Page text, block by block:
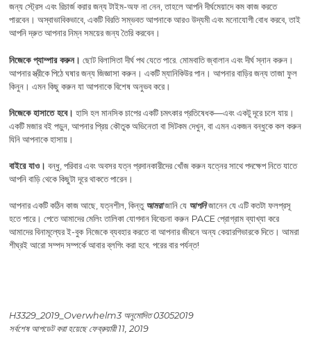
জন্য স্ট্রেস এবং রিচার্জ করার জন্য টাইম-অফ না নেন, তাহলে আপনি দীর্ঘমেয়াদে কম কাজ করতে
পারবেন। অস্বাভাবিকভাবে, একটি বিরতি সম্ভবত আপনাকে আরও উদ্যমী এবং মনোযোগী বোধ করবে, তাই
আপনি দ্রুত আপনার নিম্ন সময়ের জন্য তৈরি করবেন।
নিজেকে প্যাম্পার করুন। ছোট বিলাসিতা দীর্ঘ পথ যেতে পারে. মোমবাতি জ্বালান এবং দীর্ঘ স্নান করুন।
আপনার স্ত্রীকে পিঠে ঘষার জন্য জিজ্ঞাসা করুন। একটি ম্যানিকিউর পান। আপনার বাড়ির জন্য তাজা ফুল
কিনুন। এমন কিছু করুন যা আপনাকে বিশেষ অনুভব করে।
নিজেকে হাসাতে হবে। হাসি হল মানসিক চাপের একটি চমৎকার প্রতিষেধক—এবং একটু দূরে চলে যায়।
একটি মজার বই পড়ুন, আপনার প্রিয় কৌতুক অভিনেতা বা সিটকম দেখুন, বা এমন একজন বন্ধুকে কল করুন
যিনি আপনাকে হাসায়।
বাইরে যাও। বন্ধু, পরিবার এবং অবসর যত্ন প্রদানকারীদের খোঁজ করুন যত্নের সাথে পদক্ষেপ নিতে যাতে
আপনি বাড়ি থেকে কিছুটা দূরে থাকতে পারেন।
আপনার একটি কঠিন কাজ আছে, যত্নশীল, কিন্তু আমরাজানি যে আপনিজানেন যে এটি কতটা ফলপ্রসূ
হতে পারে। পেতে আমাদের মেলিং তালিকা যোগদান বিবেচনা করুন PACE প্রোগ্রাম ব্যাখ্যা করে
আমাদের বিনামূল্যের ই-বুক নিজেকে ব্যবহার করতে বা আপনার জীবনে অন্য কেয়ারগিভারকে দিতে। আমরা
শীঘ্রই আরো সম্পদ সম্পর্কে আবার ব্লগিং করা হবে. পরের বার পর্যন্ত!
H3329_2019_Overwhelm3 অনুমোদিত 03052019
সর্বশেষ আপডেট করা হয়েছে ফেব্রুয়ারী 11, 2019